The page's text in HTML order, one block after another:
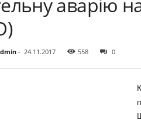
- 24.11.2017 558 0